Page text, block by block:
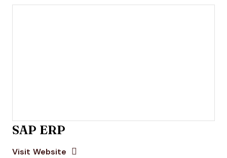
SAP ERP
Visit Website Opens New Window